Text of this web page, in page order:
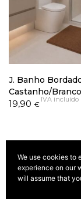
J. Banho
Castanho/Branco
19,90 €
IVA incluído
We use cookies to
experience on our
will assume that